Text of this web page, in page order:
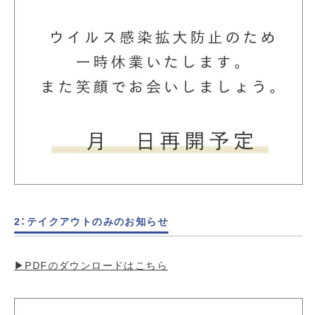
2：テイクアウトのみのお知らせ
▶︎PDFのダウンロードはこちら